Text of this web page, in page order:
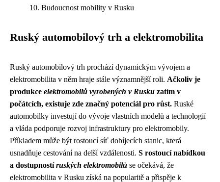
Budoucnost mobility v Rusku
Ruský automobilový trh a elektromobilita
Ruský automobilový trh prochází dynamickým vývojem a
elektromobilita v něm hraje stále významnější roli. Ačkoliv je
produkce elektromobilů vyrobených v Rusku zatím v
počátcích, existuje zde značný potenciál pro růst. Ruské
automobilky investují do vývoje vlastních modelů a technologií
a vláda podporuje rozvoj infrastruktury pro elektromobily.
Příkladem může být rostoucí síť dobíjecích stanic, která
usnadňuje cestování na delší vzdálenosti. S rostoucí nabídkou
a dostupnostíruských elektromobilů se očekává, že
elektromobilita v Rusku získá na popularitě a přispěje k